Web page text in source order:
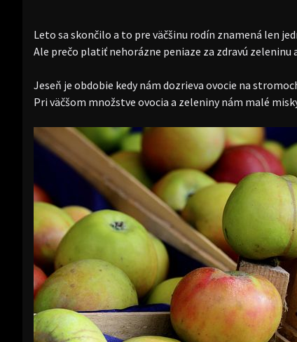
Leto sa skončilo a to pre väčšinu rodín znamená len
Ale prečo platiť nehorázne peniaze za zdravú zeleninu
Jeseň je obdobie kedy nám dozrieva ovocie na
Pri väčšom množstve ovocia a zeleniny nám malé